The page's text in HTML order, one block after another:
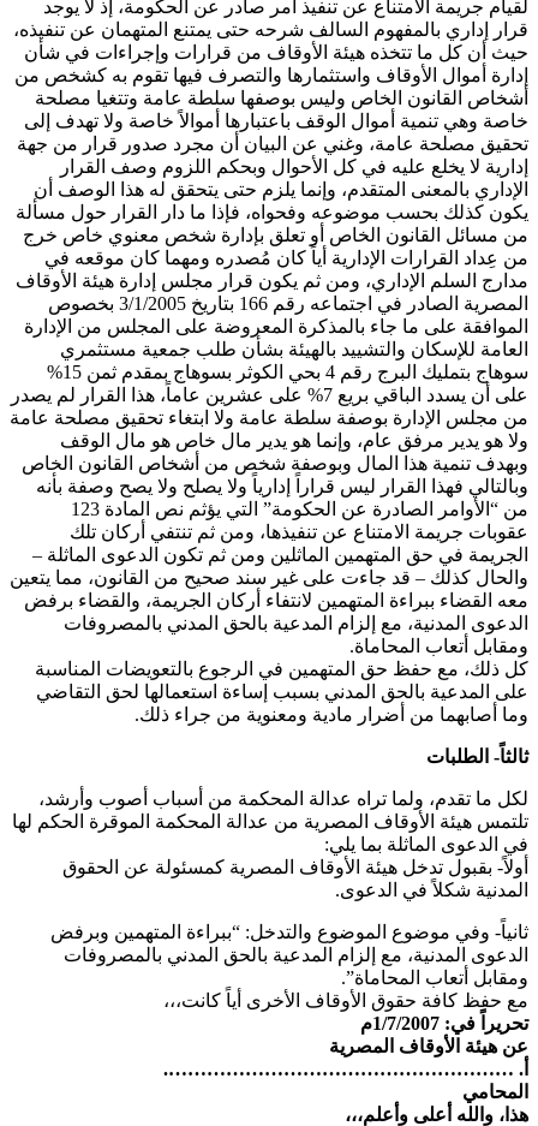
لقيام جريمة الامتناع عن تنفيذ أمر صادر عن الحكومة، إذ لا يوجد
قرار إداري بالمفهوم السالف شرحه حتى يمتنع المتهمان عن تنفيذه،
حيث أن كل ما تتخذه هيئة الأوقاف من قرارات وإجراءات في شأن
إدارة أموال الأوقاف واستثمارها والتصرف فيها تقوم به كشخص من
أشخاص القانون الخاص وليس بوصفها سلطة عامة وتتغيا مصلحة
خاصة وهي تنمية أموال الوقف باعتبارها أموالاً خاصة ولا تهدف إلى
تحقيق مصلحة عامة، وغني عن البيان أن مجرد صدور قرار من جهة
إدارية لا يخلع عليه في كل الأحوال وبحكم اللزوم وصف القرار
الإداري بالمعنى المتقدم، وإنما يلزم حتى يتحقق له هذا الوصف أن
يكون كذلك بحسب موضوعه وفحواه، فإذا ما دار القرار حول مسألة
من مسائل القانون الخاص أو تعلق بإدارة شخص معنوي خاص خرج
من عِداد القرارات الإدارية أياً كان مُصدره ومهما كان موقعه في
مدارج السلم الإداري، ومن ثم يكون قرار مجلس إدارة هيئة الأوقاف
المصرية الصادر في اجتماعه رقم 166 بتاريخ 3/1/2005 بخصوص
الموافقة على ما جاء بالمذكرة المعروضة على المجلس من الإدارة
العامة للإسكان والتشييد بالهيئة بشأن طلب جمعية مستثمري
سوهاج بتمليك البرج رقم 4 بحي الكوثر بسوهاج بمقدم ثمن 15%
على أن يسدد الباقي بريع 7% على عشرين عاماً، هذا القرار لم يصدر
من مجلس الإدارة بوصفة سلطة عامة ولا ابتغاء تحقيق مصلحة عامة
ولا هو يدير مرفق عام، وإنما هو يدير مال خاص هو مال الوقف
وبهدف تنمية هذا المال وبوصفة شخص من أشخاص القانون الخاص
وبالتالي فهذا القرار ليس قراراً إدارياً ولا يصلح ولا يصح وصفة بأنه
من “الأوامر الصادرة عن الحكومة” التي يؤثم نص المادة 123
عقوبات جريمة الامتناع عن تنفيذها، ومن ثم تنتفي أركان تلك
الجريمة في حق المتهمين الماثلين ومن ثم تكون الدعوى الماثلة –
والحال كذلك – قد جاءت على غير سند صحيح من القانون، مما يتعين
معه القضاء ببراءة المتهمين لانتفاء أركان الجريمة، والقضاء برفض
الدعوى المدنية، مع إلزام المدعية بالحق المدني بالمصروفات
ومقابل أتعاب المحاماة.
كل ذلك، مع حفظ حق المتهمين في الرجوع بالتعويضات المناسبة
على المدعية بالحق المدني بسبب إساءة استعمالها لحق التقاضي
وما أصابهما من أضرار مادية ومعنوية من جراء ذلك.
ثالثاً- الطلبات
لكل ما تقدم، ولما تراه عدالة المحكمة من أسباب أصوب وأرشد،
تلتمس هيئة الأوقاف المصرية من عدالة المحكمة الموقرة الحكم لها
في الدعوى الماثلة بما يلي:
أولاً- بقبول تدخل هيئة الأوقاف المصرية كمسئولة عن الحقوق
المدنية شكلاً في الدعوى.
ثانياً- وفي موضوع الموضوع والتدخل: “ببراءة المتهمين وبرفض
الدعوى المدنية، مع إلزام المدعية بالحق المدني بالمصروفات
ومقابل أتعاب المحاماة”.
مع حفظ كافة حقوق الأوقاف الأخرى أياً كانت،،،
تحريراً في: 1/7/2007م
عن هيئة الأوقاف المصرية
أ. ……………………………………………….
المحامي
هذا، والله أعلى وأعلم،،،